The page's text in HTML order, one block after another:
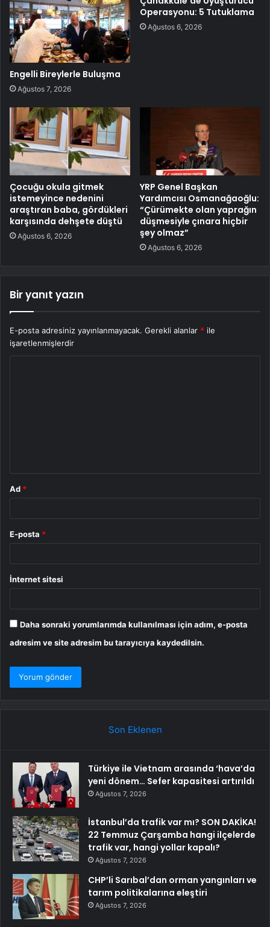
Engelli Bireylerle Buluşma
Ağustos 7, 2026
Operasyonu: 5 Tutuklama
Ağustos 6, 2026
Çocuğu okula gitmek
istemeyince nedenini
araştıran baba, gördükleri
karşısında dehşete düştü
Ağustos 6, 2026
YRP Genel Başkan
Yardımcısı Osmanağaoğlu:
“Çürümekte olan yaprağın
düşmesiyle çınara hiçbir
şey olmaz”
Ağustos 6, 2026
Bir yanıt yazın
E-posta adresiniz yayınlanmayacak. Gerekli alanlar * ile
işaretlenmişlerdir
Ad *
E-posta *
İnternet sitesi
Daha sonraki yorumlarımda kullanılması için adım, e-posta
adresim ve site adresim bu tarayıcıya kaydedilsin.
Son Eklenen
Türkiye ile Vietnam arasında ‘hava’da
yeni dönem… Sefer kapasitesi artırıldı
Ağustos 7, 2026
İstanbul’da trafik var mı? SON DAKİKA!
22 Temmuz Çarşamba hangi ilçelerde
trafik var, hangi yollar kapalı?
Ağustos 7, 2026
CHP’li Sarıbal’dan orman yangınları ve
tarım politikalarına eleştiri
Ağustos 7, 2026